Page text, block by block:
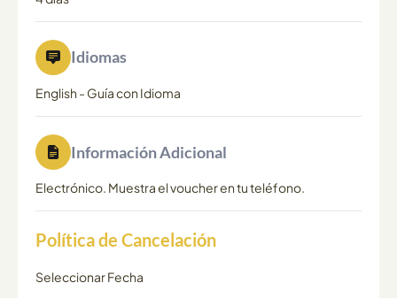
Idiomas
English - Guía con Idioma
Información Adicional
Electrónico. Muestra el voucher en tu teléfono.
Política de Cancelación
Seleccionar Fecha